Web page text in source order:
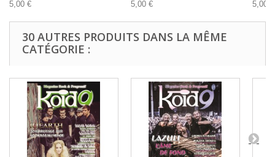
5,00 €
5,00 €
5,00 €
30 AUTRES PRODUITS DANS LA MÊME
CATÉGORIE :